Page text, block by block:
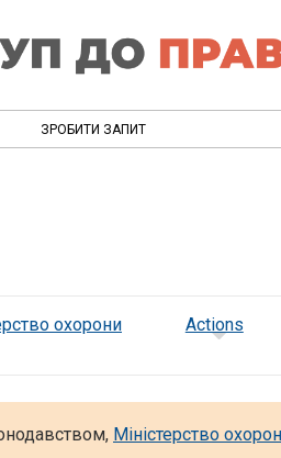
ЗРОБИТИ ЗАПИТ
охорони
Actions
Міністерство